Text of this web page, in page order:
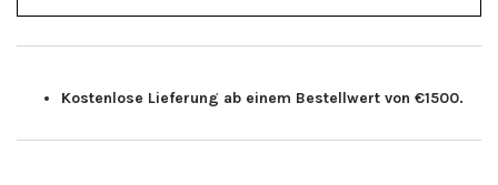
Kostenlose Lieferung ab einem Bestellwert von €1500.